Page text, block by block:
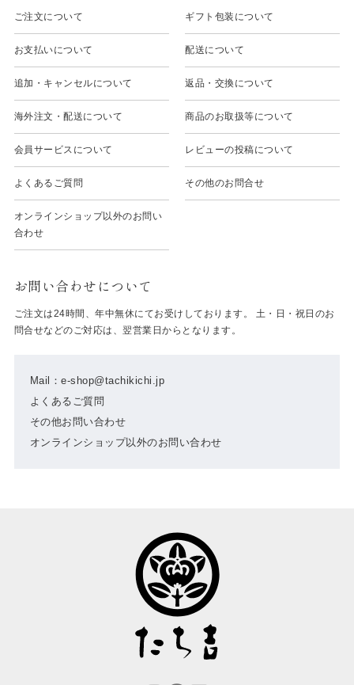
ご注文について ギフト包装について
お支払いについて 配送について
追加・キャンセルについて 返品・交換について
海外注文・配送について 商品のお取扱等について
会員サービスについて レビューの投稿について
よくあるご質問 その他のお問合せ
オンラインショップ以外のお問い
合わせ
お問い合わせについて
Mail：e-shop@tachikichi.jp
よくあるご質問
その他お問い合わせ
オンラインショップ以外のお問い合わせ
ご注文は24時間、年中無休にてお受けしております。 土・日・祝日のお
問合せなどのご対応は、翌営業日からとなります。